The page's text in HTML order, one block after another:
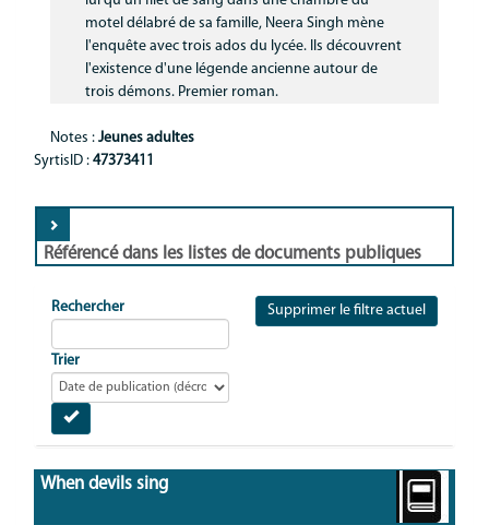
Communication
motel délabré de sa famille, Neera Singh mène
l'enquête avec trois ados du lycée. Ils découvrent
l'existence d'une légende ancienne autour de
trois démons. Premier roman.
Notes : Jeunes adultes
SyrtisID : 47373411
Référencé dans les listes de documents publiques
Supprimer le filtre actuel
Rechercher
Trier
When devils sing